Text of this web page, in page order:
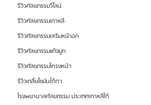
รีวิวศัลยกรรมวีไลน์
รีวิวศัลยกรรมเกาหลี
รีวิวศัลยกรรมเสริมหน้าอก
รีวิวศัลยกรรมแก้จมูก
รีวิวศัลยกรรมโครงหน้า
รีวิวเกลี่ยไขมันใต้ตา
โรงพยาบาลศัลยกรรม ประเทศเกาหลีใต้